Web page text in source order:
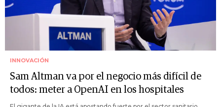
INNOVACIÓN
Sam Altman va por el negocio más difícil de
todos: meter a OpenAI en los hospitales